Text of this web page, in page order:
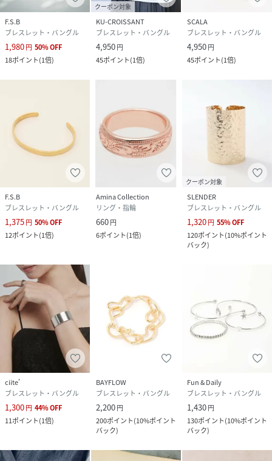
F.S.B
ブレスレット・バングル
1,980円 50%OFF
18ポイント(1倍)
クーポン対象
KU-CROISSANT
ブレスレット・バングル
4,950円
45ポイント(1倍)
SCALA
ブレスレット・バングル
4,950円
45ポイント(1倍)
F.S.B
ブレスレット・バングル
1,375円 50%OFF
12ポイント(1倍)
Amina Collection
リング・指輪
660円
6ポイント(1倍)
クーポン対象
SLENDER
ブレスレット・バングル
1,320円 55%OFF
120ポイント(10%ポイント
バック)
ciite'
ブレスレット・バングル
1,300円 44%OFF
11ポイント(1倍)
BAYFLOW
ブレスレット・バングル
2,200円
200ポイント(10%ポイント
バック)
Fun & Daily
ブレスレット・バングル
1,430円
130ポイント(10%ポイント
バック)